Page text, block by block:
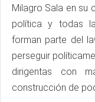
Milagro Sala en su
política y todas
forman parte del
perseguir
dirigentas con
construcción de